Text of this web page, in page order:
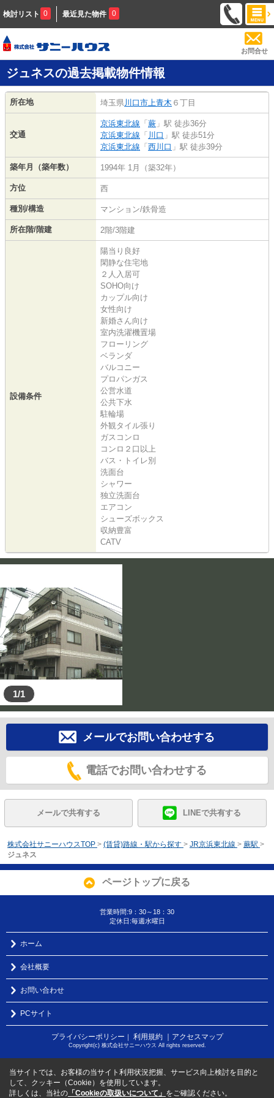
検討リスト 0 最近見た物件 0
お問合せ
ジュネスの過去掲載物件情報
所在地 埼玉県 川口市 上青木 ６丁目
交通
京浜東北線 「 蕨 」駅 徒歩36分
京浜東北線 「 川口 」駅 徒歩51分
京浜東北線 「 西川口 」駅 徒歩39分
築年月（築年数） 1994年 1月（築32年）
方位 西
種別/構造 マンション/鉄骨造
所在階/階建 2階/3階建
設備条件
陽当り良好
閑静な住宅地
２人入居可
SOHO向け
カップル向け
女性向け
新婚さん向け
室内洗濯機置場
フローリング
ベランダ
バルコニー
プロパンガス
公営水道
公共下水
駐輪場
外観タイル張り
ガスコンロ
コンロ２口以上
バス・トイレ別
洗面台
シャワー
独立洗面台
エアコン
シューズボックス
収納豊富
CATV
1/1
メールでお問い合わせする
電話でお問い合わせする
メールで共有する LINEで共有する
株式会社サニーハウスTOP > (賃貸)路線・駅から探す > JR京浜東北線 > 蕨駅 >
ジュネス
ページトップに戻る
営業時間:9：30～18：30
定休日:毎週水曜日
ホーム
会社概要
お問い合わせ
PCサイト
プライバシーポリシー ｜ 利用規約 ｜アクセスマップ
Copyright(c) 株式会社サニーハウス All rights reserved.
当サイトでは、お客様の当サイト利用状況把握、サービス向上検討を目的と
して、クッキー（Cookie）を使用しています。
詳しくは、当社の 「Cookieの取扱いについて」 をご確認ください。